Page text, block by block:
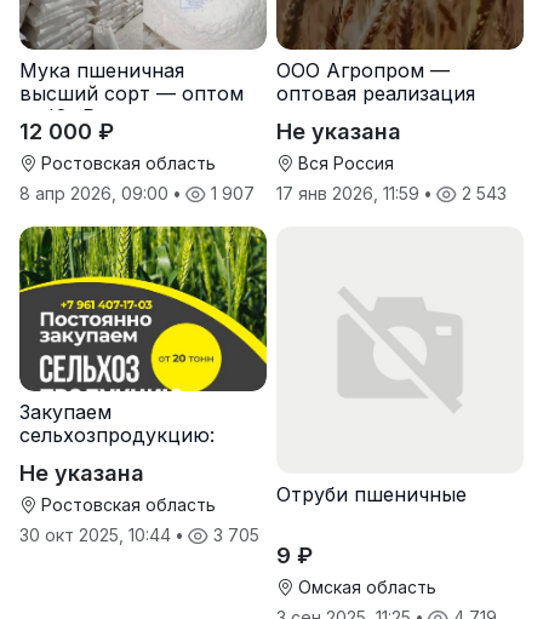
Мука пшеничная
высший сорт — оптом
от Юг Руси
12 000 ₽
Ростовская область
8 апр 2026, 09:00 • 1 907
ООО Агропром —
оптовая реализация
экспорт
Не указана
Вся Россия
17 янв 2026, 11:59 • 2 543
Закупаем
сельхозпродукцию:
подсолнечник
Не указана
Ростовская область
30 окт 2025, 10:44 • 3 705
Отруби пшеничные
9 ₽
Омская область